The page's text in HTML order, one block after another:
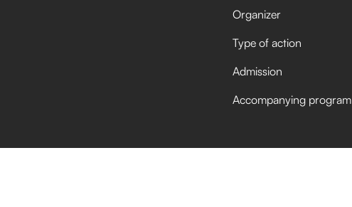
Organizer
Type of action
Admission
Accompanying program